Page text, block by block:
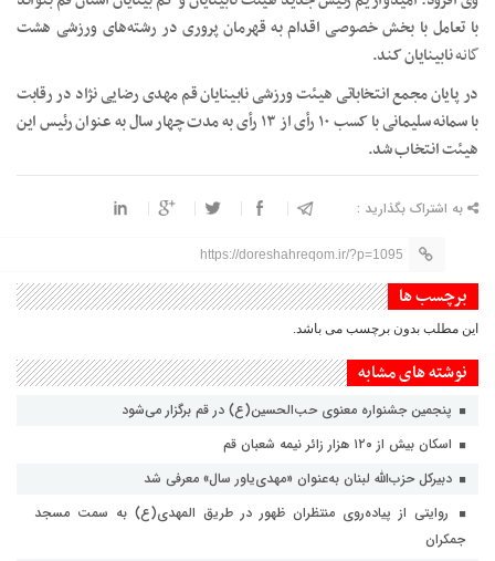
با تعامل با بخش خصوصی اقدام به قهرمان پروری در رشته‌های ورزشی هشت
گانهنابینایان کند.
در پایان مجمع انتخاباتی هیئت ورزشی نابینایان قم مهدی رضایی نژاد در رقابت
با سمانه سلیمانی با کسب ۱۰ رأی از ۱۳ رأی به مدت چهار سال به عنوان رئیس این
هیئت انتخاب شد.
به اشتراک بگذارید :
https://doreshahreqom.ir/?p=1095
برچسب ها
این مطلب بدون برچسب می باشد.
نوشته های مشابه
پنجمین جشنواره معنوی حب‌الحسین(ع) در قم برگزار می‌شود
اسکان بیش از ۱۲۰ هزار زائر نیمه شعبان قم
دبیرکل حزب‌الله لبنان به‌عنوان «مهدی‌یاور سال» معرفی شد
روایتی از پیاده‌روی منتظران ظهور در طریق المهدی(ع) به سمت مسجد
جمکران